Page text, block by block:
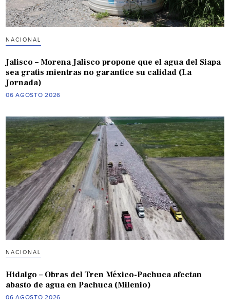
NACIONAL
Jalisco – Morena Jalisco propone que el agua del Siapa
sea gratis mientras no garantice su calidad (La
Jornada)
06 AGOSTO 2026
NACIONAL
Hidalgo – Obras del Tren México-Pachuca afectan
abasto de agua en Pachuca (Milenio)
06 AGOSTO 2026